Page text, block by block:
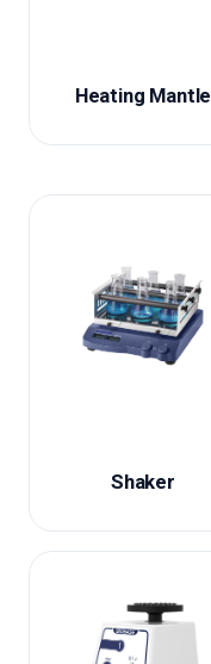
Heating Mantle
Shaker